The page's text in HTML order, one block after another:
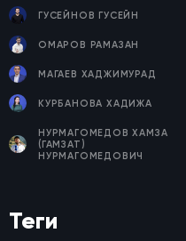
ГУСЕЙНОВ ГУСЕЙН
ОМАРОВ РАМАЗАН
МАГАЕВ ХАДЖИМУРАД
КУРБАНОВА ХАДИЖА
НУРМАГОМЕДОВ ХАМЗА
(ГАМЗАТ)
НУРМАГОМЕДОВИЧ
Теги